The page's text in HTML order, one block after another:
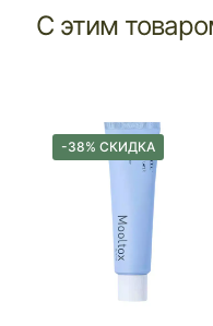
С этим
-38% СКИДКА